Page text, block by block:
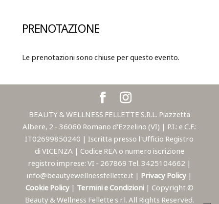
PRENOTAZIONE
Le prenotazioni sono chiuse per questo evento.
BEAUTY & WELLNESS FELLETTE S.R.L. Piazzetta
Albere, 2 - 36060 Romano d'Ezzelino (VI) | P.I.: e C.F.:
IT02699850240 | Iscritta presso l'Ufficio Registro
di VICENZA | Codice REA o numero iscrizione
registro imprese: VI - 267869 Tel. 3425104662 |
info@beautyewellnessfellette.it | Privacy Policy |
Cookie Policy | Termini e Condizioni | Copyright ©
Beauty & Wellness Fellette s.r.l. All Rights Reserved.